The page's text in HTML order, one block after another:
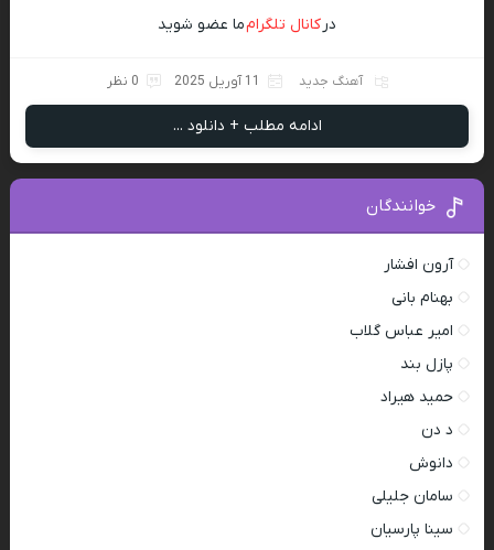
درکانال تلگرامما عضو شوید
آهنگ جدید 11 آوریل 2025 0 نظر
ادامه مطلب + دانلود ...
خوانندگان
آرون افشار
بهنام بانی
امیر عباس گلاب
پازل بند
حمید هیراد
د دن
دانوش
سامان جلیلی
سینا پارسیان